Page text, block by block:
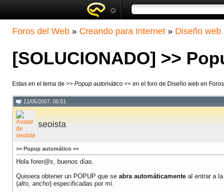
Foros del Web » Creando para Internet » Diseño web
[SOLUCIONADO] >>
Estas en el tema de >> Popup automático << en el foro de Diseño web en
11/05/2007, 00:51
seoista
>> Popup automático <<
Hola forer@s, buenos días.
Quisiera obtener un POPUP que se abra automáticamente al entrar a
(alto, ancho) especificadas por mí.